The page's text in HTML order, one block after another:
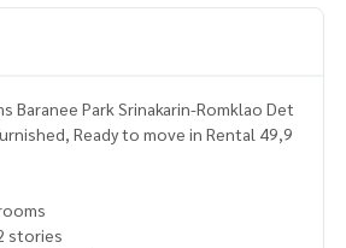
Baranee Park Srinakarin-Romklao Det
Ready to move in Rental 49,9
stories